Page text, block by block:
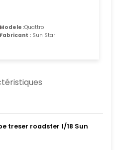
Modele :Quattro
Fabricant : Sun Star
treser roadster 1/18 Sun